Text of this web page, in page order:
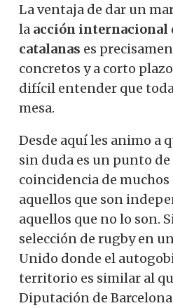
La ventaja de dar un
la acción internacional
catalanas es
concretos y a corto
difícil entender que
mesa.
Desde aquí les animo a
sin duda es un punto
coincidencia de
aquellos que son
aquellos que no lo son.
selección de rugby en
Unido donde el
territorio es similar al
Diputación de